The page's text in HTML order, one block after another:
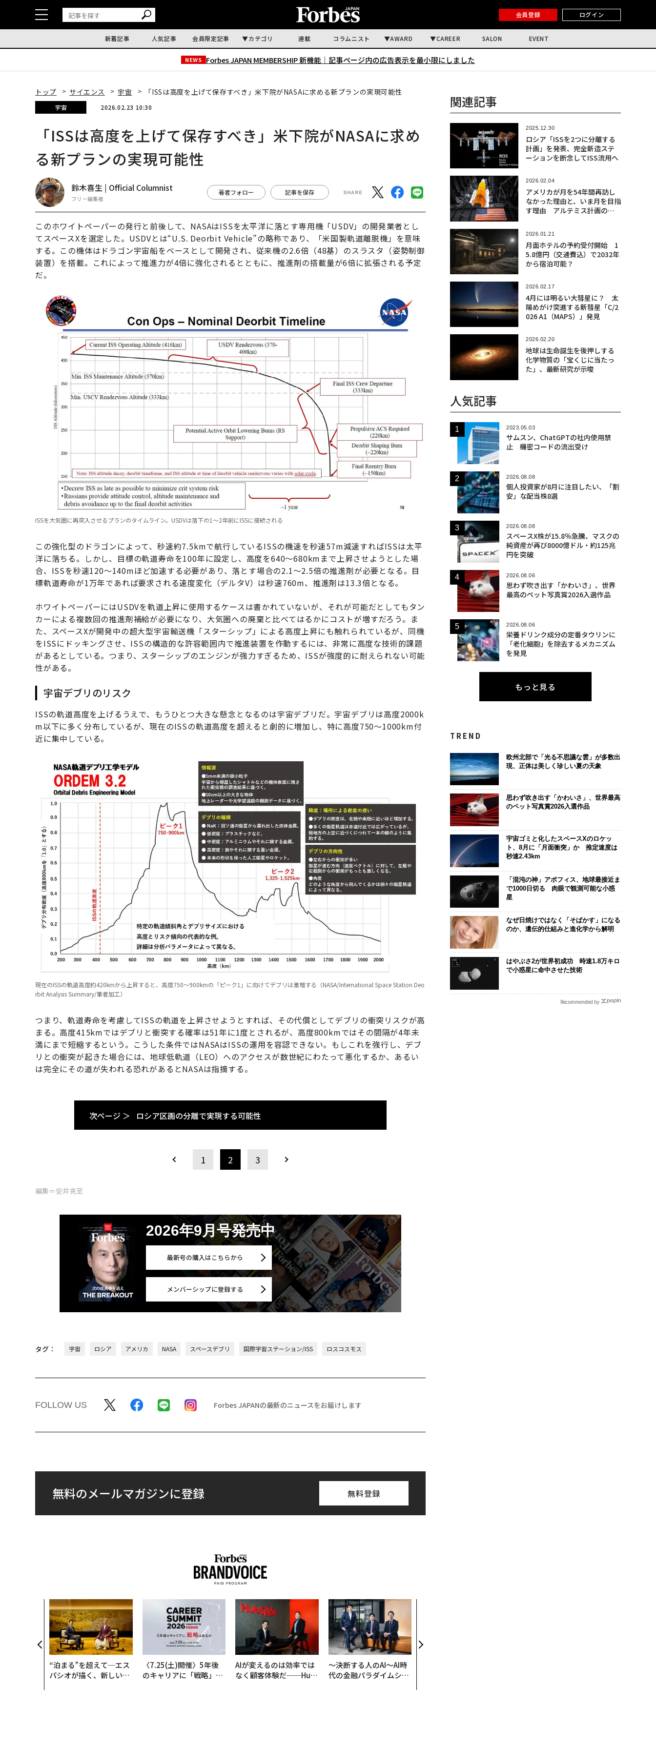
会員登録 ログイン
新着記事 人気記事 会員限定記事 カテゴリ 連載 コラムニスト AWARD CAREER SALON EVENT
NEWS Forbes JAPAN MEMBERSHIP 新機能｜ 記事ページ内の広告表示を最小限にしました
トップ サイエンス 宇宙 「ISSは高度を上げて保存すべき」米下院がNASAに求める新プランの実現可能性
宇宙 2026.02.23 10:30
「ISSは高度を上げて保存すべき」米下院がNASAに求め
る新プランの実現可能性
鈴木喜生 | Official Columnist
フリー編集者
著者フォロー 記事を保存
このホワイトペーパーの発行と前後して、NASAはISSを太平洋に落とす専用機「USDV」の開発業者とし
てスペースXを選定した。USDVとは“U.S. Deorbit Vehicle”の略称であり、「米国製軌道離脱機」を意味
する。この機体はドラゴン宇宙船をベースとして開発され、従来機の2.6倍（48基）のスラスタ（姿勢制御
装置）を搭載。これによって推進力が4倍に強化されるとともに、推進剤の搭載量が6倍に拡張される予定
だ。
ISSを大気圏に再突入させるプランのタイムライン。USDVは落下の1～2年前にISSに接続される
この強化型のドラゴンによって、秒速約7.5kmで航行しているISSの機速を秒速57m減速すればISSは太平
洋に落ちる。しかし、目標の軌道寿命を100年に設定し、高度を640～680kmまで上昇させようとした場
合、ISSを秒速120～140mほど加速する必要があり、落とす場合の2.1～2.5倍の推進剤が必要となる。目
標軌道寿命が1万年であれば要求される速度変化（デルタV）は秒速760m、推進剤は13.3倍となる。
ホワイトペーパーにはUSDVを軌道上昇に使用するケースは書かれていないが、それが可能だとしてもタン
カーによる複数回の推進剤補給が必要になり、大気圏への廃棄と比べてはるかにコストが増すだろう。ま
た、スペースXが開発中の超大型宇宙輸送機「スターシップ」による高度上昇にも触れられているが、同機
をISSにドッキングさせ、ISSの構造的な許容範囲内で推進装置を作動するには、非常に高度な技術的課題
があるとしている。つまり、スターシップのエンジンが強力すぎるため、ISSが強度的に耐えられない可能
性がある。
宇宙デブリのリスク
ISSの軌道高度を上げるうえで、もうひとつ大きな懸念となるのは宇宙デブリだ。宇宙デブリは高度2000k
m以下に多く分布しているが、現在のISSの軌道高度を超えると劇的に増加し、特に高度750～1000km付
近に集中している。
現在のISSの軌道高度約420kmから上昇すると、高度750～900kmの「ピーク1」に向けてデブリは激増する（NASA/International Space Station Deo
rbit Analysis Summary/筆者加工）
つまり、軌道寿命を考慮してISSの軌道を上昇させようとすれば、その代償としてデブリの衝突リスクが高
まる。高度415kmではデブリと衝突する確率は51年に1度とされるが、高度800kmではその間隔が4年未
満にまで短縮するという。こうした条件ではNASAはISSの運用を容認できない。もしこれを強行し、デブ
リとの衝突が起きた場合には、地球低軌道（LEO）へのアクセスが数世紀にわたって悪化するか、あるい
は完全にその道が失われる恐れがあるとNASAは指摘する。
次ページ ＞ ロシア区画の分離で実現する可能性
1 2 3
編集＝安井克至
2026年9月号発売中
最新号の購入はこちらから
メンバーシップに登録する
タグ： 宇宙 ロシア アメリカ NASA スペースデブリ 国際宇宙ステーション/ISS ロスコスモス
FOLLOW US Forbes JAPANの最新のニュースをお届けします
無料のメールマガジンに登録 無料登録
“泊まる”を超えて─エス
パシオが描く、新しい日
〈7.25(土)開催〉5年後
のキャリアに「戦略」は
AIが変えるのは効率では
なく顧客体験だ──Hub
〜決断する人のAI〜AI時
代の金融パラダイムシフ
来
関連記事
2025.12.30
ロシア「ISSを2つに分離する
計画」を発表、完全新造ステ
ーションを断念してISS流用へ
2026.02.04
アメリカが月を54年間再訪し
なかった理由と、いま月を目指
す理由 アルテミス計画の真
2026.01.21
月面ホテルの予約受付開始 1
5.8億円（交通費込）で2032年
から宿泊可能？
2026.02.17
4月には明るい大彗星に？ 太
陽めがけ突進する新彗星「C/2
026 A1（MAPS）」発見
2026.02.20
地球は生命誕生を後押しする
化学物質の「宝くじに当たっ
た」、最新研究が示唆
人気記事
2023.05.03
サムスン、ChatGPTの社内使用禁
止 機密コードの流出受け
2026.08.08
個人投資家が8月に注目したい、「割
安」な配当株8選
2026.08.08
スペースX株が15.8％急騰、マスクの
純資産が再び8000億ドル・約125兆
円を突破
2026.08.06
思わず吹き出す「かわいさ」、世界
最高のペット写真賞2026入選作品
2026.08.06
栄養ドリンク成分の定番タウリンに
「老化細胞」を除去するメカニズム
を発見
もっと見る
TREND
欧州北部で「光る不思議な雲」が多数出
現、正体は美しく珍しい夏の天象
思わず吹き出す「かわいさ」、世界最高
のペット写真賞2026入選作品
宇宙ゴミと化したスペースXのロケッ
ト、8月に「月面衝突」か 推定速度は
秒速2.43km
「混沌の神」アポフィス、地球最接近ま
で1000日切る 肉眼で観測可能な小惑
星
なぜ日焼けではなく「そばかす」になる
のか、遺伝的仕組みと進化学から解明
はやぶさ2が世界初成功 時速1.8万キロ
で小惑星に命中させた技術
Recommended by